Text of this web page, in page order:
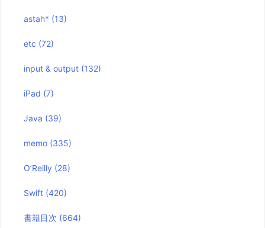
astah* (13)
etc (72)
input & output (132)
iPad (7)
Java (39)
memo (335)
O’Reilly (28)
Swift (420)
書籍目次 (664)